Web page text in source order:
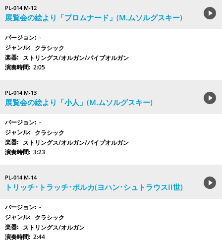
PL-014 M-12
展覧会の絵より「プロムナード」(M.ムソルグスキー)
-
クラシック
ストリングス/オルガン/パイプオルガン
2:05
PL-014 M-13
展覧会の絵より「小人」(M.ムソルグスキー)
-
クラシック
ストリングス/オルガン/パイプオルガン
3:23
PL-014 M-14
トリッチ･トラッチ･ポルカ(ヨハン･シュトラウスII世)
-
クラシック
ストリングス/オルガン
2:44